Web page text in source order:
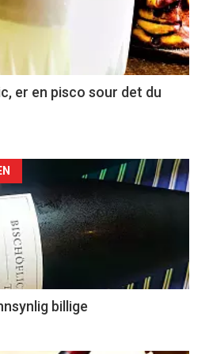
er en pisco sour det du
billige